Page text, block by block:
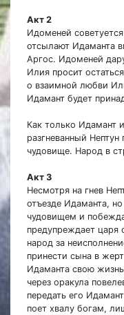
Акт 2
Идоменей
отсылают Идаманта
Аргос. Идоменей
Илия просит
о взаимной любви
Идамант будет
Как только Идамант
разгневанный
чудовище. Народ в
Акт 3
Несмотря на гнев
отъезде Идаманта,
чудовищем и
предупреждает царя
народ за
принести сына в
Идаманта свою
через оракула
передать его
поет хвалу богам,